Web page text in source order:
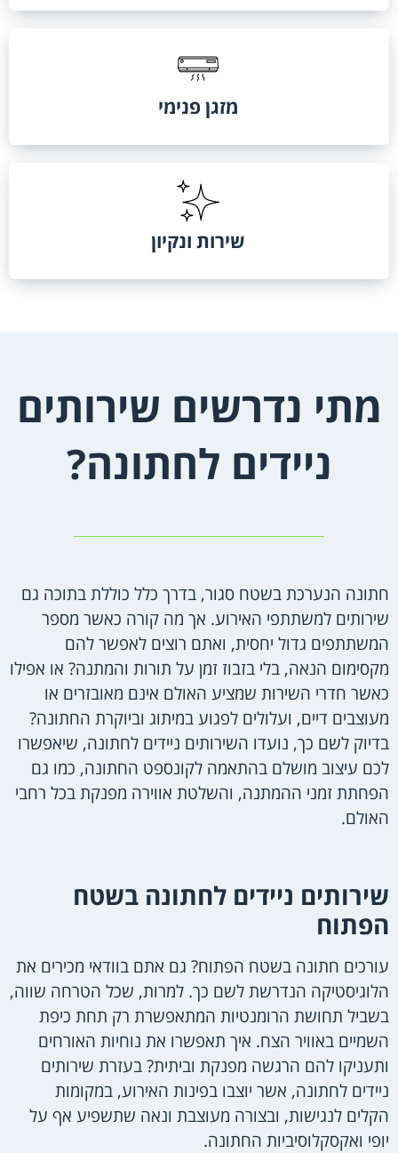
מזגן פנימי
שירות ונקיון
מתי נדרשים שירותים
ניידים לחתונה?
חתונה הנערכת בשטח סגור, בדרך כלל כוללת בתוכה גם
שירותים למשתתפי האירוע. אך מה קורה כאשר מספר
המשתתפים גדול יחסית, ואתם רוצים לאפשר להם
מקסימום הנאה, בלי בזבוז זמן על תורות והמתנה? או אפילו
כאשר חדרי השירות שמציע האולם אינם מאובזרים או
מעוצבים דיים, ועלולים לפגוע במיתוג וביוקרת החתונה?
בדיוק לשם כך, נועדו השירותים ניידים לחתונה, שיאפשרו
לכם עיצוב מושלם בהתאמה לקונספט החתונה, כמו גם
הפחתת זמני ההמתנה, והשלטת אווירה מפנקת בכל רחבי
האולם.
שירותים ניידים לחתונה בשטח
הפתוח
עורכים חתונה בשטח הפתוח? גם אתם בוודאי מכירים את
הלוגיסטיקה הנדרשת לשם כך. למרות, שכל הטרחה שווה,
בשביל תחושת הרומנטיות המתאפשרת רק תחת כיפת
השמיים באוויר הצח. איך תאפשרו את נוחיות האורחים
ותעניקו להם הרגשה מפנקת וביתית? בעזרת שירותים
ניידים לחתונה, אשר יוצבו בפינות האירוע, במקומות
הקלים לנגישות, ובצורה מעוצבת ונאה שתשפיע אף על
יופי ואקסקלוסיביות החתונה.